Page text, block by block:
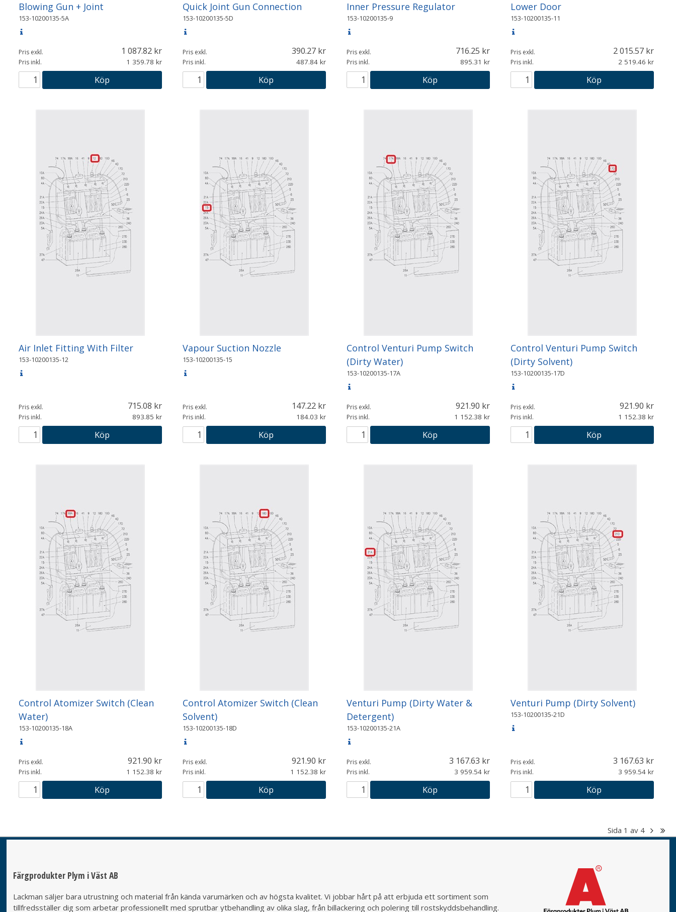
Blowing Gun + Joint
153-10200135-5A
Pris exkl. 1 087.82
Pris inkl. 1 359.78
Köp
Quick Joint Gun Connection
153-10200135-5D
Pris exkl. 390.27
Pris inkl. 487.84
Köp
Inner Pressure Regulator
153-10200135-9
Pris exkl. 716.25
Pris inkl. 895.31
Köp
Lower Door
153-10200135-11
Pris exkl. 2 015.57
Pris inkl. 2 519.46
Köp
Air Inlet Fitting With Filter
153-10200135-12
Pris exkl. 715.08
Pris inkl. 893.85
Köp
Vapour Suction Nozzle
153-10200135-15
Pris exkl. 147.22
Pris inkl. 184.03
Köp
Control Venturi Pump Switch
(Dirty Water)
153-10200135-17A
Pris exkl. 921.90
Pris inkl. 1 152.38
Köp
Control Venturi Pump Switch
(Dirty Solvent)
153-10200135-17D
Pris exkl. 921.90
Pris inkl. 1 152.38
Köp
Control Atomizer Switch (Clean
Water)
153-10200135-18A
Pris exkl. 921.90
Pris inkl. 1 152.38
Köp
Control Atomizer Switch (Clean
Solvent)
153-10200135-18D
Pris exkl. 921.90
Pris inkl. 1 152.38
Köp
Venturi Pump (Dirty Water &
Detergent)
153-10200135-21A
Pris exkl. 3 167.63
Pris inkl. 3 959.54
Köp
Venturi Pump (Dirty Solvent)
153-10200135-21D
Pris exkl. 3 167.63
Pris inkl. 3 959.54
Köp
Sida 1 av 4
Färgprodukter Plym i Väst AB
Lackman säljer bara utrustning och material från kända varumärken och av högsta kvalitet. Vi jobbar hårt på att erbjuda ett sortiment som
tillfredsställer dig som arbetar professionellt med sprutbar ytbehandling av olika slag, från billackering och polering till rostskyddsbehandling.